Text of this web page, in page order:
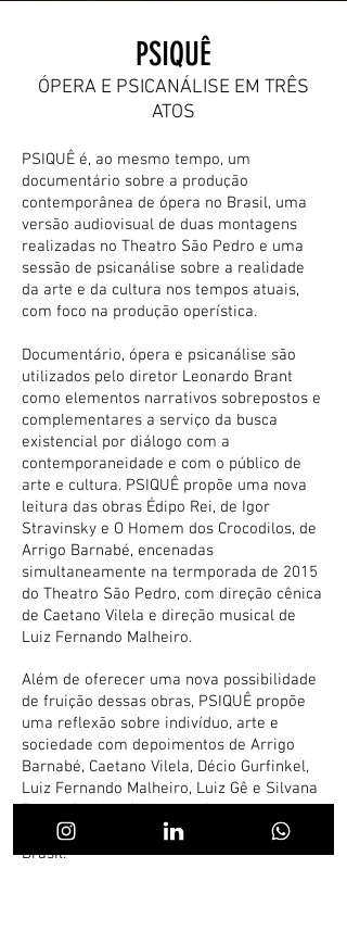
PSIQUÊ
​ÓPERA E PSICANÁLISE EM TRÊS
ATOS
PSIQUÊ é, ao mesmo tempo, um
documentário sobre a produção
contemporânea de ópera no Brasil, uma
versão audiovisual de duas montagens
realizadas no Theatro São Pedro e uma
sessão de psicanálise sobre a realidade
da arte e da cultura nos tempos atuais,
com foco na produção operística.
Documentário, ópera e psicanálise são
utilizados pelo diretor Leonardo Brant
como elementos narrativos sobrepostos e
complementares a serviço da busca
existencial por diálogo com a
contemporaneidade e com o público de
arte e cultura. PSIQUÊ propõe uma nova
leitura das obras Édipo Rei, de Igor
Stravinsky e O Homem dos Crocodilos, de
Arrigo Barnabé, encenadas
simultaneamente na termporada de 2015
do Theatro São Pedro, com direção cênica
de Caetano Vilela e direção musical de
Luiz Fernando Malheiro.
Além de oferecer uma nova possibilidade
de fruição dessas obras, PSIQUÊ propõe
uma reflexão sobre indivíduo, arte e
sociedade com depoimentos de Arrigo
Barnabé, Caetano Vilela, Décio Gurfinkel,
Luiz Fernando Malheiro, Luiz Gê e Silvana
Rea, além do público que frequenta uma
das mais importantes casas de óperas do
Brasil.